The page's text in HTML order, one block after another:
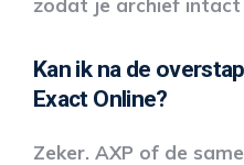
Kan ik na de
Exact Online?
Zeker. AXP of de